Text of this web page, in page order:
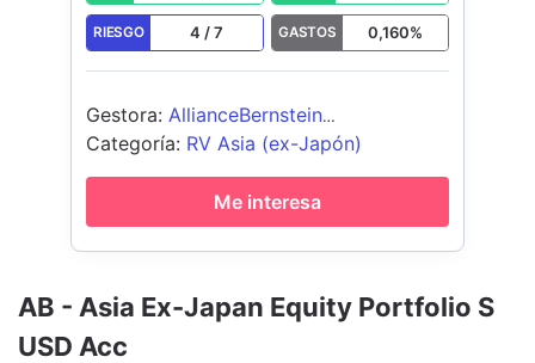
AB - Asia Ex-Japan Equity Portfolio S
USD Acc
RIESGO 4 /7 GASTOS 0,160%
Gestora: AllianceBernstein
(Luxembourg) S.à r.l.
Categoría: RV Asia (ex-Japón)
Me interesa